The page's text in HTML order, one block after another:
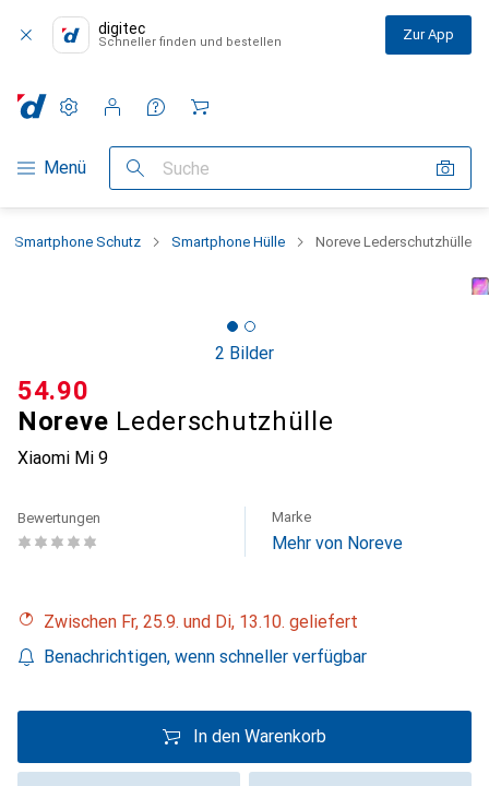
digitec
Schneller finden und bestellen Zur App
Navigation nach Kategorien
Menü Suche
Einstellungen
Kundenkonto
Vergleichslisten
Merklisten
Warenkorb
Smartphone Schutz Smartphone Hülle Noreve Lederschutzhülle
2 Bilder
Noreve Lederschutzhülle
Xiaomi Mi 9
CHF
54.90
Bewertungen Marke
Mehr von Noreve
Zwischen Fr, 25.9. und Di, 13.10. geliefert
Benachrichtigen, wenn schneller verfügbar
In den Warenkorb